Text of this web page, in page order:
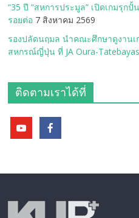
“35 ปี “สหการประมูล” เปิดเกมรุก
รอยต่อ 7 สิงหาคม 2569
รองปลัดนฤมล นำคณะศึกษาดูงาน
สหกรณ์ญี่ปุ่น ที่ JA Oura-
ติดตามเราได้ที่